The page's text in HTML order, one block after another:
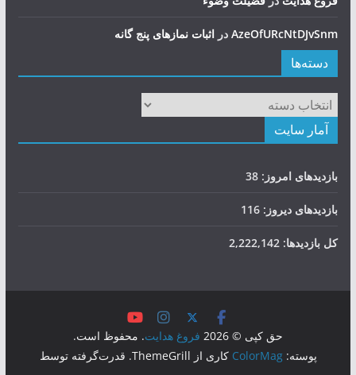
AzeOfURcNtDJvSnmدر اثبات نمازهای پنج گانه
دسته‌ها
دسته‌ها
آمار سایت
بازدیدهای امروز: 38
بازدیدهای دیروز: 116
کل بازدیدها: 2,222,142
حق کپی © 2026 فروغ هدایت. محفوظ است.
پوسته:ColorMag کاری از ThemeGrill. قدرت‌گرفته توسط